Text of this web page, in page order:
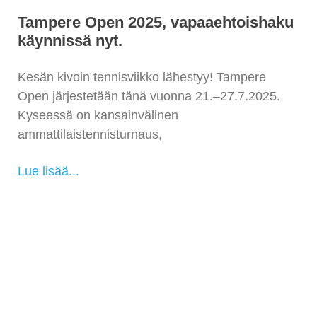
Tampere Open 2025, vapaaehtoishaku
käynnissä nyt.
Kesän kivoin tennisviikko lähestyy! Tampere
Open järjestetään tänä vuonna 21.–27.7.2025.
Kyseessä on kansainvälinen
ammattilaistennisturnaus,
Lue lisää...